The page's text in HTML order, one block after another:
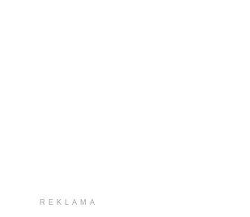
REKLAMA